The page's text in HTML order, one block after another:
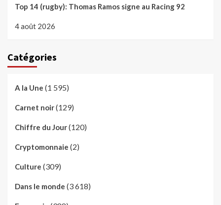
Top 14 (rugby): Thomas Ramos signe au Racing 92
4 août 2026
Catégories
A la Une (1 595)
Carnet noir(129)
Chiffre du Jour(120)
Cryptomonnaie (2)
Culture (309)
Dans le monde (3 618)